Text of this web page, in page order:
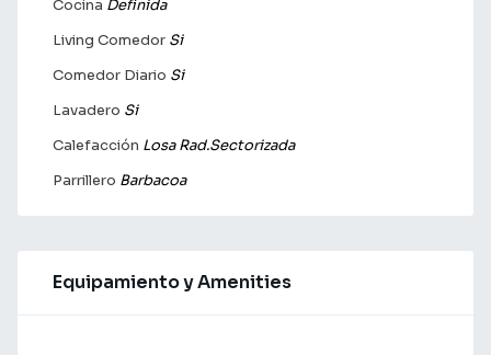
Cocina Definida
Living Comedor Si
Comedor Diario Si
Lavadero Si
Calefacción Losa Rad.Sectorizada
Parrillero Barbacoa
Equipamiento y Amenities